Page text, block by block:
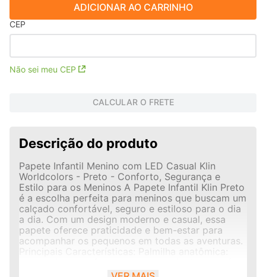
ADICIONAR AO CARRINHO
CEP
Não sei meu CEP
CALCULAR O FRETE
Descrição do produto
Papete Infantil Menino com LED Casual Klin
Worldcolors - Preto - Conforto, Segurança e
Estilo para os Meninos A Papete Infantil Klin Preto
é a escolha perfeita para meninos que buscam um
calçado confortável, seguro e estiloso para o dia
a dia. Com um design moderno e casual, essa
papete oferece praticidade e bem-estar para
acompanhar os pequenos em todas as aventuras.
auxiliando no desenvolvimento saudável.